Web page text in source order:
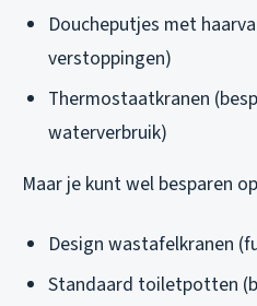
Doucheputjes met
verstoppingen)
Thermostaatkranen
waterverbruik)
Maar je kunt wel besparen
Design wastafelkranen
Standaard toiletpotten